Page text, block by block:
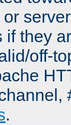
if they
off-
.